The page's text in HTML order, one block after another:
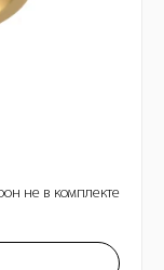
не в комплекте